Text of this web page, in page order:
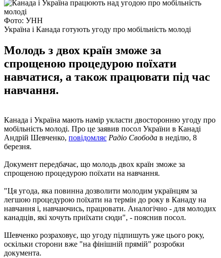
Фото: УНН
Україна і Канада готують угоду про мобільність молоді
Молодь з двох країн зможе за
спрощеною процедурою поїхати
навчатися, а також працювати під час
навчання.
Канада і Україна мають намір укласти двосторонню угоду про
мобільність молоді. Про це заявив посол України в Канаді
Андрій Шевченко, повідомляє Радіо Свобода в неділю, 8
березня.
Документ передбачає, що молодь двох країн зможе за
спрощеною процедурою поїхати на навчання.
"Ця угода, яка повинна дозволити молодим українцям за
легшою процедурою поїхати на термін до року в Канаду на
навчання і, навчаючись, працювати. Аналогічно - для молодих
канадців, які хочуть приїхати сюди", - пояснив посол.
Шевченко розраховує, що угоду підпишуть уже цього року,
оскільки сторони вже "на фінішній прямій" розробки
документа.